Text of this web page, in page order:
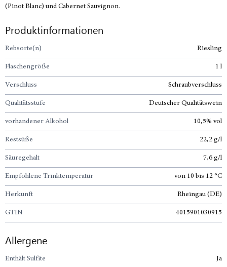
(Pinot Blanc) und Cabernet Sauvignon.
Produktinformationen
Rebsorte(n) Riesling
Flaschengröße 1 l
Verschluss Schraubverschluss
Qualitätsstufe Deutscher Qualitätswein
vorhandener Alkohol 10,5% vol
Restsüße 22,2 g/l
Säuregehalt 7,6 g/l
Empfohlene Trinktemperatur von 10 bis 12 °C
Herkunft Rheingau (DE)
GTIN 4015901030915
Allergene
Enthält Sulfite Ja